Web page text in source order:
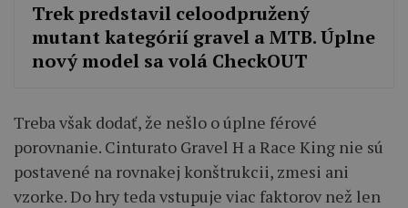
Trek predstavil celoodpružený
mutant kategórií gravel a MTB. Úplne
nový model sa volá CheckOUT
Treba však dodať, že nešlo o úplne férové
porovnanie. Cinturato Gravel H a Race King nie sú
postavené na rovnakej konštrukcii, zmesi ani
vzorke. Do hry teda vstupuje viac faktorov než len